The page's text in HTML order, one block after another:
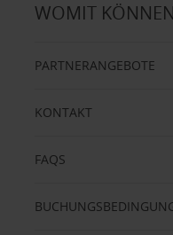
WOMIT
PARTNERANGEBOTE
KONTAKT
FAQS